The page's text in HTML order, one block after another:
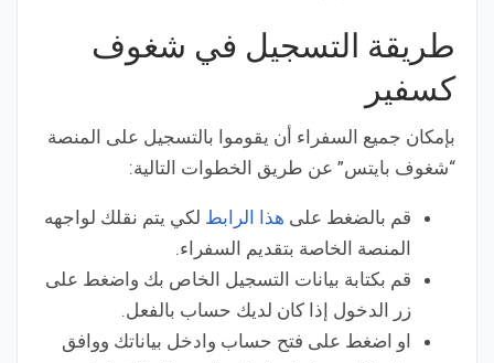
طريقة التسجيل في شغوف
كسفير
بإمكان جميع السفراء أن يقوموا بالتسجيل على المنصة
“شغوف بايتس” عن طريق الخطوات التالية:
قم بالضغط على هذا الرابط لكي يتم نقلك لواجهه
المنصة الخاصة بتقديم السفراء.
قم بكتابة بيانات التسجيل الخاص بك واضغط على
زر الدخول إذا كان لديك حساب بالفعل.
او اضغط على فتح حساب وادخل بياناتك ووافق